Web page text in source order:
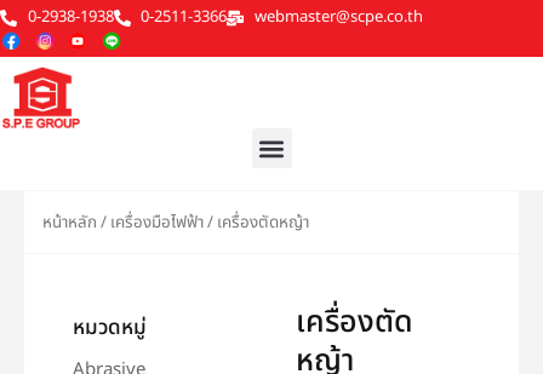
Skip
to
content
0-2938-1938 0-2511-3366 webmaster@scpe.co.th
Menu
หน้าหลัก / เครื่องมือไฟฟ้า/ เครื่องตัดหญ้า
หมวดหมู่
เครื่องตัด
หญ้า